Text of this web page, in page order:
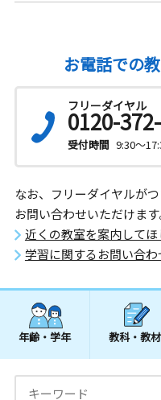
お電話での
フリーダイヤル
0120-
受付時間 9:30～
なお、フリーダイヤルが
お問い合わせいただけます
近くの教室を案内してほ
学習に関するお問い合わ
年齢・学年 教科・教材